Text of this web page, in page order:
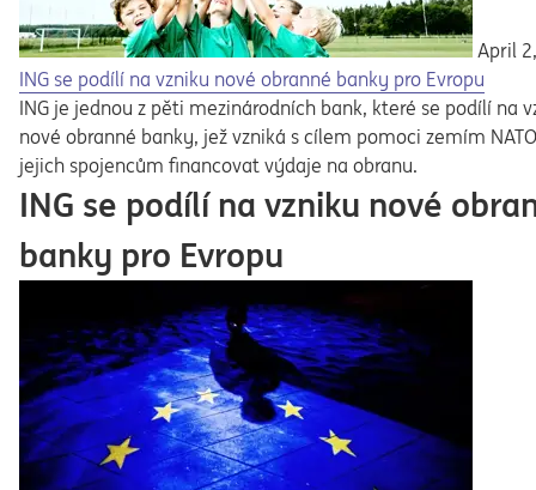
April
ING se podílí na vzniku nové obranné banky pro Evropu
ING je jednou z pěti mezinárodních bank, které se podílí na
nové obranné banky, jež vzniká s cílem pomoci zemím
jejich spojencům financovat výdaje na obranu.
ING se podílí na vzniku nové
banky pro Evropu